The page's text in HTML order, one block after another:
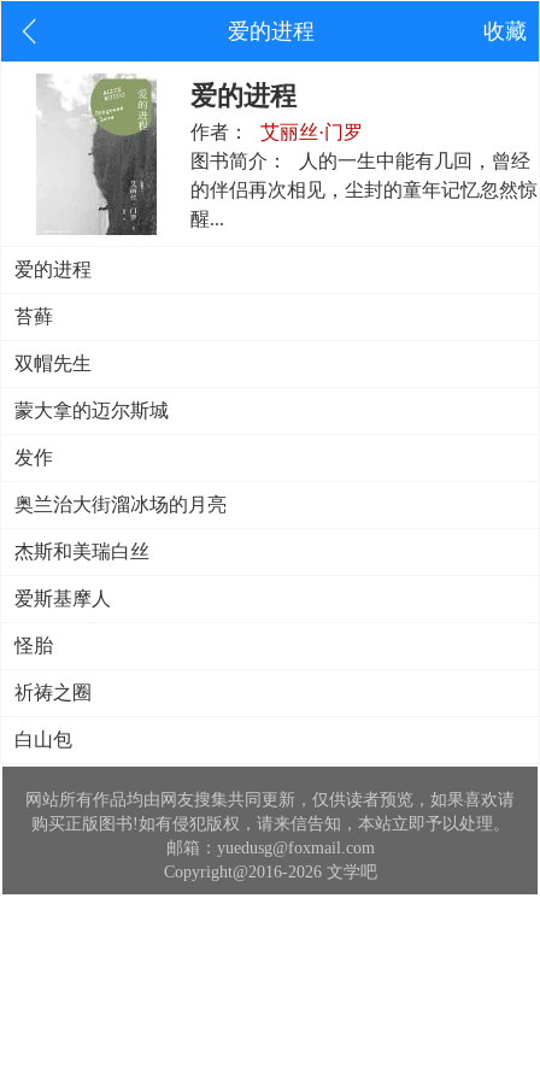
爱的进程 收藏
爱的进程
作者：
艾丽丝·门罗
图书简介：
人的一生中能有几回，曾经
的伴侣再次相见，尘封的童年记忆忽然惊
醒...
爱的进程
苔藓
双帽先生
蒙大拿的迈尔斯城
发作
奥兰治大街溜冰场的月亮
杰斯和美瑞白丝
爱斯基摩人
怪胎
祈祷之圈
白山包
网站所有作品均由网友搜集共同更新，仅供读者预览，如果喜欢请
购买正版图书!如有侵犯版权，请来信告知，本站立即予以处理。
邮箱：yuedusg@foxmail.com
Copyright@2016-2026 文学吧